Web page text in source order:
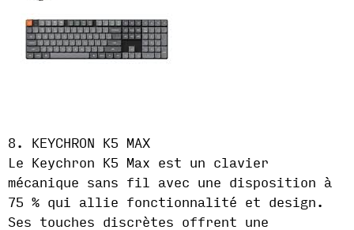
8. KEYCHRON K5 MAX
Le Keychron K5 Max est un clavier
mécanique sans fil avec une disposition à
75 % qui allie fonctionnalité et design.
Ses touches discrètes offrent une